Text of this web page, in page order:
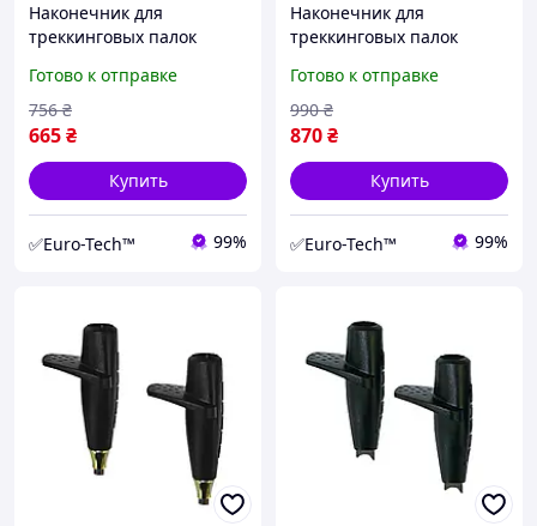
Наконечник для
треккинговых палок
(7905501400010)
Готово к отправке
665₴
756 ₴
Купить
✅Euro-Tech™ 99%
Наконечник для
треккинговых палок
05/44+08/5
(7905440903010)
Готово к отправке
870₴
990 ₴
Купить
✅Euro-Tech™ 99%